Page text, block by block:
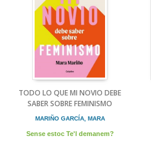
TODO LO QUE MI NOVIO DEBE
SABER SOBRE FEMINISMO
MARIÑO GARCÍA, MARA
Sense estoc Te'l demanem?